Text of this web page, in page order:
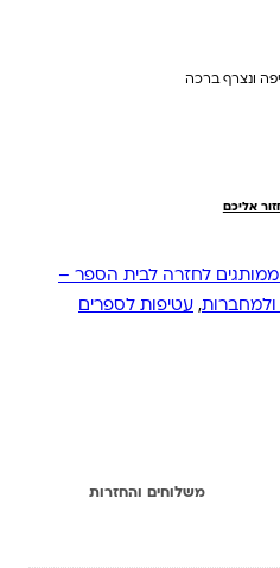
ונצרף ברכה
אליכם
לחזרה לבית הספר –
ולמחברות, עטיפות לספרים
משלוחים והחזרות